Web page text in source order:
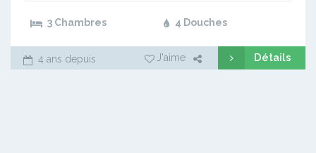
3 Chambres 4 Douches
4 ans depuis J'aime Détails